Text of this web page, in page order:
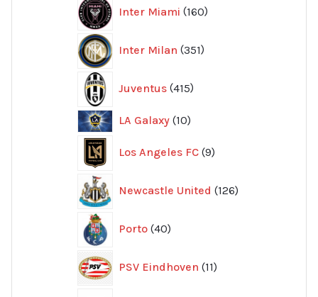
Inter Miami 160
produkter
Inter Milan 351
produkter
Juventus 415
produkter
LA Galaxy 1010
Los Angeles FC 9
produkter
Newcastle United 126
produkter
Porto 40
produkter
PSV Eindhoven 11
produkter